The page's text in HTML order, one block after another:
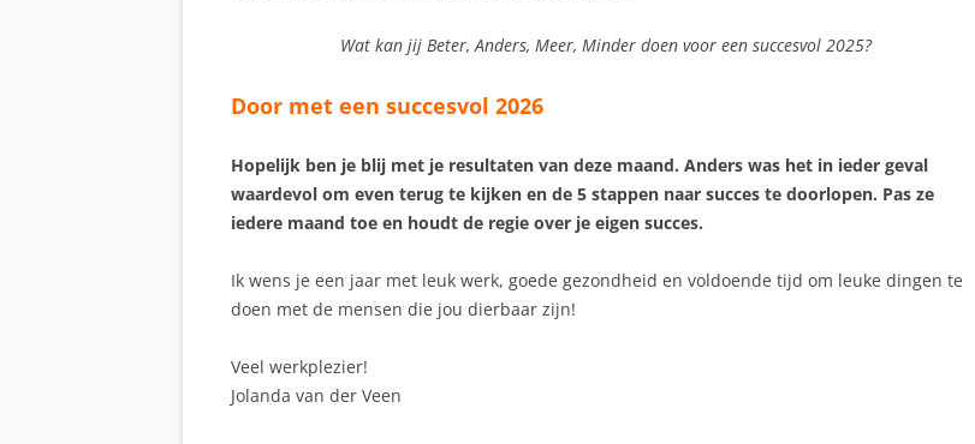
Wat kan jij Beter, Anders, Meer, Minder doen voor een succesvol 2025?
Door met een succesvol 2026
Hopelijk ben je blij met je resultaten van deze maand. Anders was het in ieder geval
waardevol om even terug te kijken en de 5 stappen naar succes te doorlopen. Pas ze
iedere maand toe en houdt de regie over je eigen succes.
Ik wens je een jaar met leuk werk, goede gezondheid en voldoende tijd om leuke dingen te
doen met de mensen die jou dierbaar zijn!
Veel werkplezier!
Jolanda van der Veen